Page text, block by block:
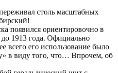
столь масштабных
появился ориентировочно в
1913 года. Официально
всего его использование было
в виду того, что… Впрочем, об